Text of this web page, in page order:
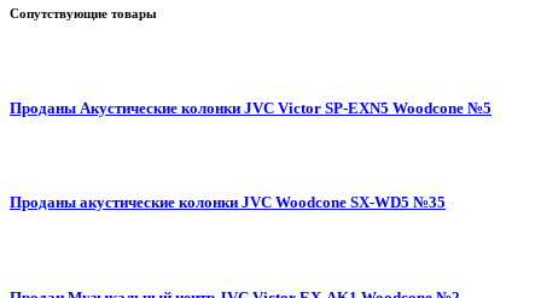
Сопутствующие товары
Проданы Акустические колонки JVC Victor SP-EXN5 Woodcone №5
Проданы акустические колонки JVC Woodcone SX-WD5 №35